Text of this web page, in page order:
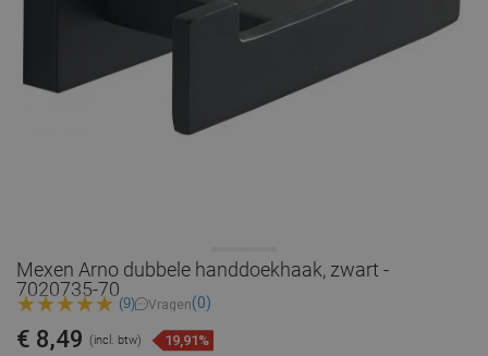
Mexen Arno dubbele handdoekhaak, zwart -
7020735-70
(9) Vragen(0)
€ 8,49 (incl. btw) 19,91%